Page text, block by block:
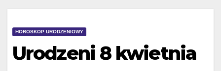
HOROSKOP URODZENIOWY
Urodzeni 8 kwietnia